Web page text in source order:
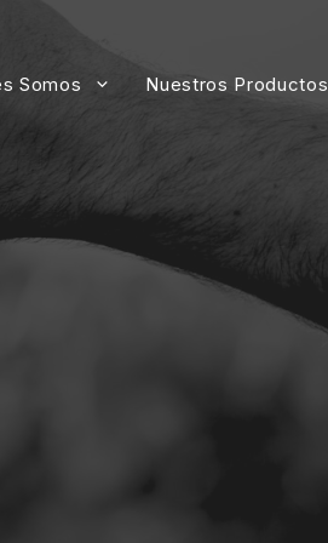
Somos Nuestros Productos